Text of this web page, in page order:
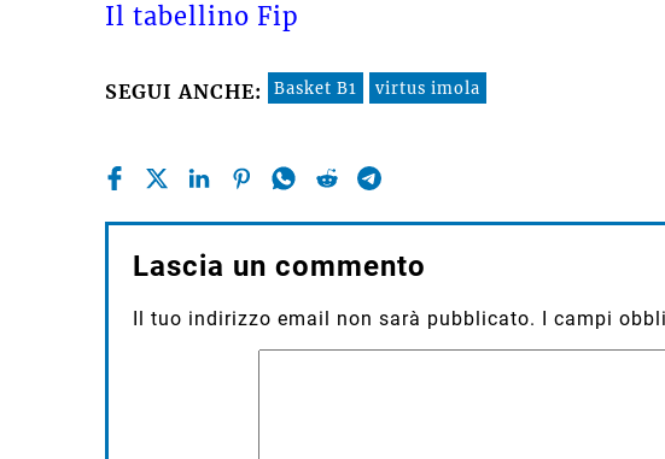
Il tabellino Fip
SEGUI ANCHE: Basket B1 virtus imola
Lascia un commento
Il tuo indirizzo email non sarà pubblicato. I campi